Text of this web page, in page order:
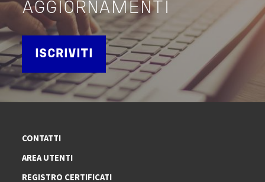
AGGIORNAMENTI
ISCRIVITI
CONTATTI
AREA UTENTI
REGISTRO CERTIFICATI